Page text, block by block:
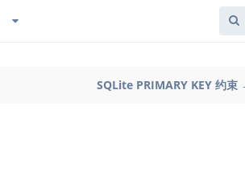
SQLite PRIMARY KEY 约束